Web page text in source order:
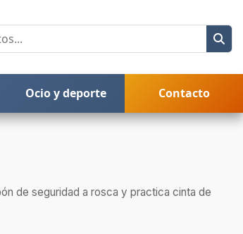
Ocio y deporte Contacto
de seguridad a rosca y practica cinta de